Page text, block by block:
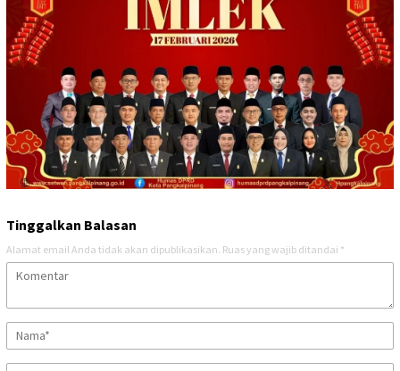
Tinggalkan Balasan
Alamat email Anda tidak akan dipublikasikan. Ruas yang wajib ditandai *